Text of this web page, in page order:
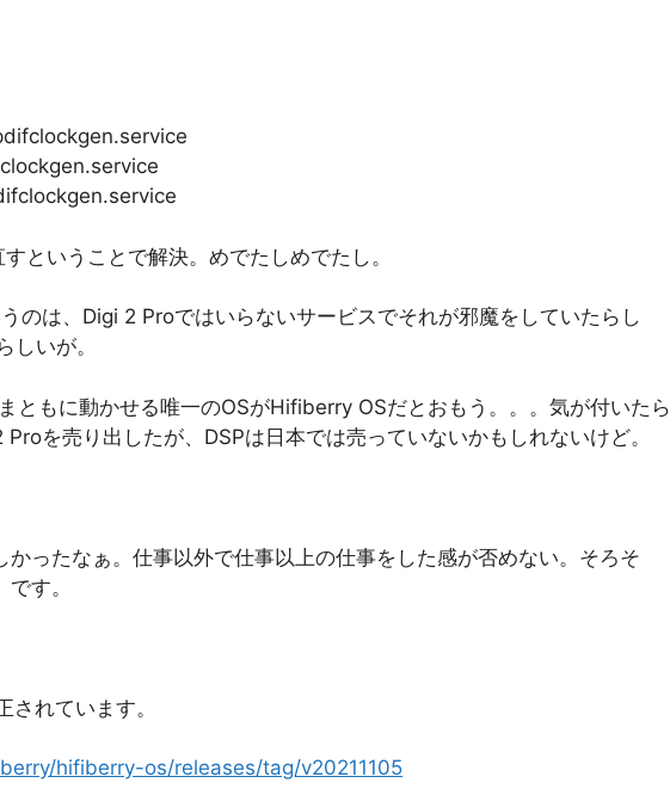
ということで解決。めでたしめでたし。
のは、Digi 2 Proではいらないサービスでそれが邪魔をしていたらし
しいが。
ともに動かせる唯一のOSがHifiberry OSだとおもう。。。気が付いたら
を売り出したが、DSPは日本では売っていないかもしれないけど。
かったなぁ。仕事以外で仕事以上の仕事をした感が否めない。そろそ
す。
れています。
hifiberry-os/releases/tag/v20211105